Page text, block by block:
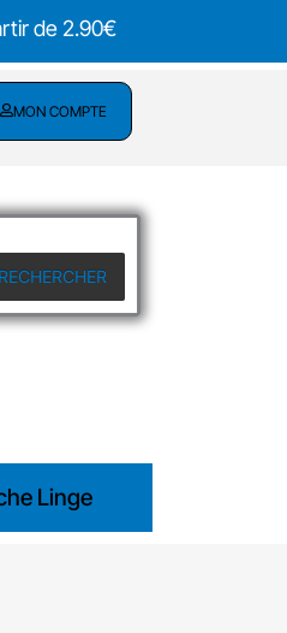
de 2.90€
MON COMPTE
RECHERCHER
Linge